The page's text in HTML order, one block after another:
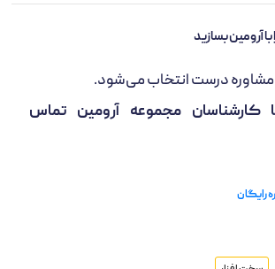
آرومین بسازید
مشاوره درست انتخاب می‌شود.
کارشناسان مجموعه آرومین تماس
رایگان